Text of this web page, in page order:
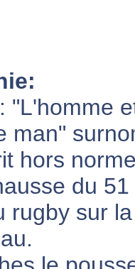
"L'homme
man"
hors
du 51
rugby sur